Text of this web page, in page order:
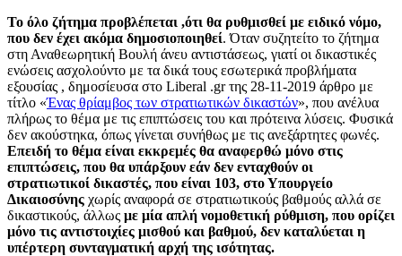
Το όλο ζήτημα προβλέπεται ,ότι θα ρυθμισθεί με ειδικό νόμο,
που δεν έχει ακόμα δημοσιοποιηθεί. Όταν συζητείτο το ζήτημα
στη Αναθεωρητική Βουλή άνευ αντιστάσεως, γιατί οι δικαστικές
ενώσεις ασχολούντο με τα δικά τους εσωτερικά προβλήματα
εξουσίας , δημοσίευσα στο Liberal .grτης 28-11-2019 άρθρο με
τίτλο «Ένας θρίαμβος των στρατιωτικών δικαστών», που ανέλυα
πλήρως το θέμα με τις επιπτώσεις του και πρότεινα λύσεις. Φυσικά
δεν ακούστηκα, όπως γίνεται συνήθως με τις ανεξάρτητες φωνές.
Επειδή το θέμα είναι εκκρεμές θα αναφερθώ μόνο στις
επιπτώσεις, που θα υπάρξουν εάν δεν ενταχθούν οι
στρατιωτικοί δικαστές, που είναι 103, στο Υπουργείο
Δικαιοσύνης χωρίς αναφορά σε στρατιωτικούς βαθμούς αλλά σε
δικαστικούς, άλλως με μία απλή νομοθετική ρύθμιση, που ορίζει
μόνο τις αντιστοιχίες μισθού και βαθμού, δεν καταλύεται η
υπέρτερη συνταγματική αρχή της ισότητας.